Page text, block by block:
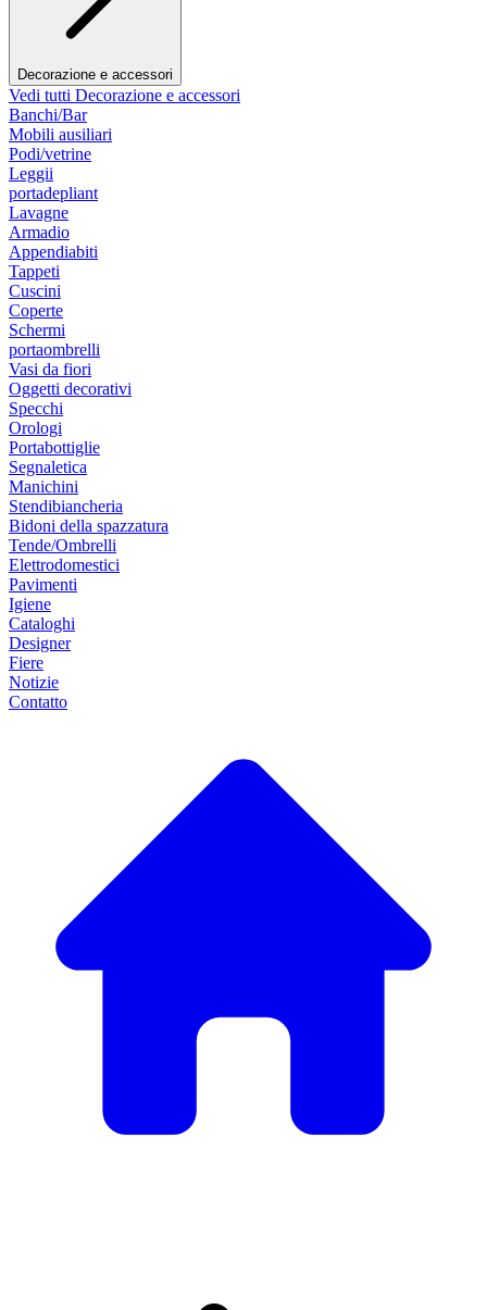
Decorazione e accessori
Vedi tutti Decorazione e accessori
Banchi/Bar
Mobili ausiliari
Podi/vetrine
Leggii
portadepliant
Lavagne
Armadio
Appendiabiti
Tappeti
Cuscini
Coperte
Schermi
portaombrelli
Vasi da fiori
Oggetti decorativi
Specchi
Orologi
Portabottiglie
Segnaletica
Manichini
Stendibiancheria
Bidoni della spazzatura
Tende/Ombrelli
Elettrodomestici
Pavimenti
Igiene
Cataloghi
Designer
Fiere
Notizie
Contatto